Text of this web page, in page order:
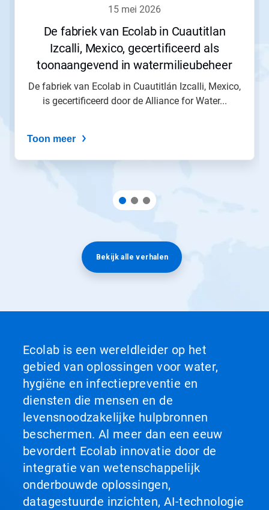
15 mei 2026
De fabriek van Ecolab in Cuautitlan
Izcalli, Mexico, gecertificeerd als
toonaangevend in watermilieubeheer
De fabriek van Ecolab in Cuautitlán Izcalli, Mexico,
is gecertificeerd door de Alliance for Water...
Toon meer
Bekijk alle verhalen
Ecolab is een wereldleider op het
gebied van oplossingen voor water,
hygiëne en infectiepreventie en
diensten die mensen en de
levensnoodzakelijke hulpbronnen
beschermen. Al meer dan een eeuw
bevordert Ecolab innovatie door de
integratie van wetenschappelijk
onderbouwde oplossingen,
datagestuurde inzichten, AI-technologie